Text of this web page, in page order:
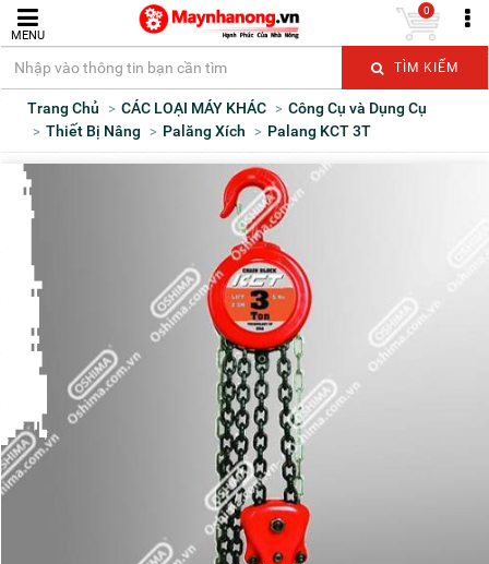
MENU
TÌM KIẾM
0
Trang Chủ CÁC LOẠI MÁY KHÁC
Công Cụ và Dụng Cụ
Thiết Bị Nâng
Palăng Xích Palang KCT 3T